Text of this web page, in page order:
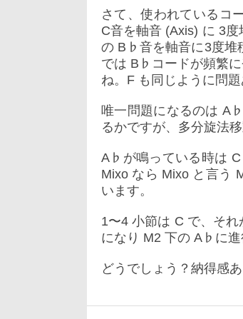
さて、使われているコ
C音を軸音 (Axis) に 3
の B♭音を軸音に3度堆
では B♭コードが頻繁
ね。F も同じように問題
唯一問題になるのは
るかですが、多分旋法
A♭が鳴っている時は
Mixo なら Mixo と言う
います。
1〜4 小節は C で、そ
になり M2 下の A♭に進
どうでしょう？納得感